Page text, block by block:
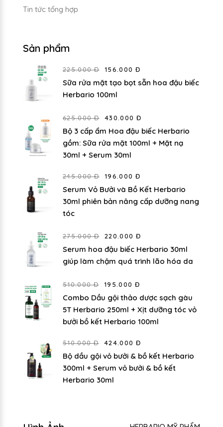
Tin tức tổng hợp
Sản phẩm
225.000 Đ 156.000 Đ
Sữa rửa mặt tạo bọt sẵn hoa đậu biếc
Herbario 100ml
625.000 Đ 430.000 Đ
Bộ 3 cấp ẩm Hoa đậu biếc Herbario
gồm: Sữa rửa mặt 100ml + Mặt nạ
30ml + Serum 30ml
245.000 Đ 196.000 Đ
Serum Vỏ Bưởi và Bồ Kết Herbario
30ml phiên bản nâng cấp dưỡng nang
tóc
275.000 Đ 220.000 Đ
Serum hoa đậu biếc Herbario 30ml
giúp làm chậm quá trình lão hóa da
510.000 Đ 195.000 Đ
Combo Dầu gội thảo dược sạch gàu
5T Herbario 250ml + Xịt dưỡng tóc vỏ
bưởi bồ kết Herbario 100ml
510.000 Đ 424.000 Đ
Bộ dầu gội vỏ bưởi & bồ kết Herbario
300ml + Serum vỏ bưởi & bồ kết
Herbario 30ml